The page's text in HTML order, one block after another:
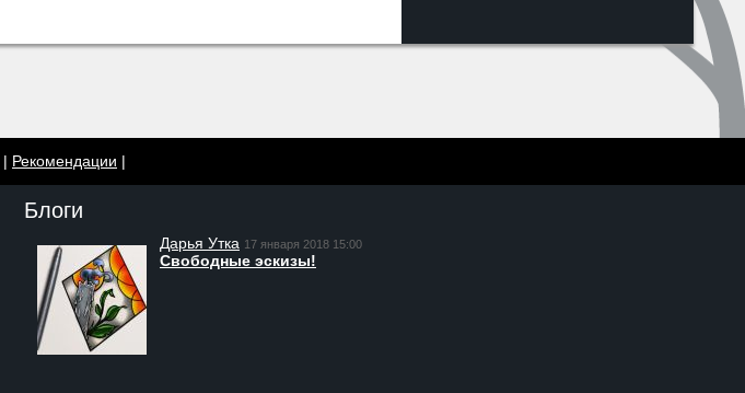
| Рекомендации |
Блоги
Дарья Утка 17 января 2018 15:00
Свободные эскизы!